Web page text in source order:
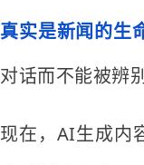
真实是新闻的生
对话而不能被辨
现在，AI生成内